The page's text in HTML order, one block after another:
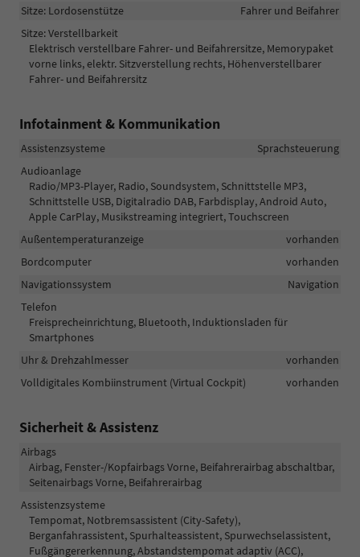
Sitze: Lordosenstütze
Fahrer und Beifahrer
Sitze: Verstellbarkeit
Elektrisch verstellbare Fahrer- und Beifahrersitze, Memorypaket
vorne links, elektr. Sitzverstellung rechts, Höhenverstellbarer
Fahrer- und Beifahrersitz
Infotainment & Kommunikation
Assistenzsysteme
Sprachsteuerung
Audioanlage
Radio/MP3-Player, Radio, Soundsystem, Schnittstelle MP3,
Schnittstelle USB, Digitalradio DAB, Farbdisplay, Android Auto,
Apple CarPlay, Musikstreaming integriert, Touchscreen
Außentemperaturanzeige
vorhanden
Bordcomputer
vorhanden
Navigationssystem
Navigation
Telefon
Freisprecheinrichtung, Bluetooth, Induktionsladen für
Smartphones
Uhr & Drehzahlmesser
vorhanden
Volldigitales Kombiinstrument (Virtual Cockpit)
vorhanden
Sicherheit & Assistenz
Airbags
Airbag, Fenster-/Kopfairbags Vorne, Beifahrerairbag abschaltbar,
Seitenairbags Vorne, Beifahrerairbag
Assistenzsysteme
Tempomat, Notbremsassistent (City-Safety),
Berganfahrassistent, Spurhalteassistent, Spurwechselassistent,
Fußgängererkennung, Abstandstempomat adaptiv (ACC),